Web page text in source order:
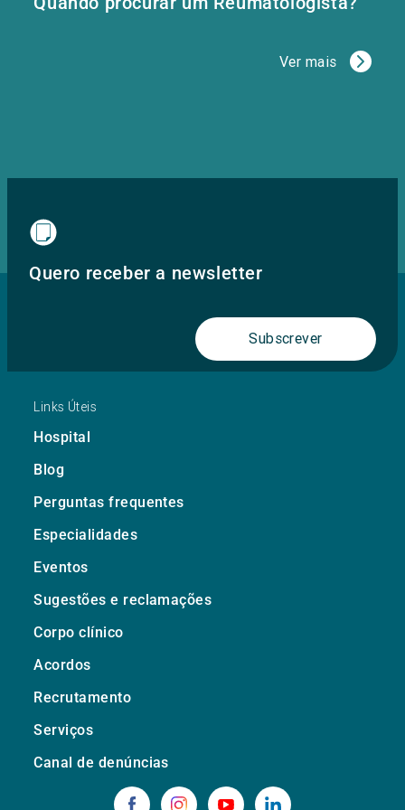
Ver mais
Quero receber a newsletter
Subscrever
Links Úteis
Hospital
Blog
Perguntas frequentes
Especialidades
Eventos
Sugestões e reclamações
Corpo clínico
Acordos
Recrutamento
Serviços
Canal de denúncias